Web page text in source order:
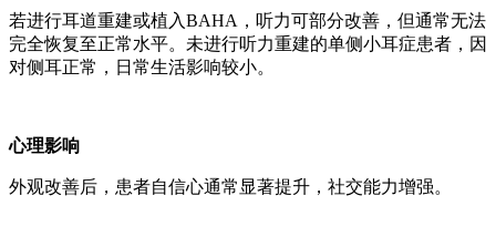
若进行耳道重建或植入BAHA，听力可部分改善，但通常无法
完全恢复至正常水平。未进行听力重建的单侧小耳症患者，因
对侧耳正常，日常生活影响较小。
心理影响
外观改善后，患者自信心通常显著提升，社交能力增强。